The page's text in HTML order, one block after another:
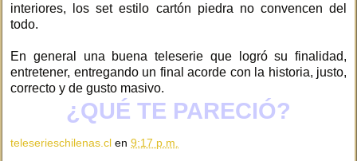
interiores, los set estilo cartón piedra no convencen del
todo.
En general una buena teleserie que logró su finalidad,
entretener, entregando un final acorde con la historia, justo,
correcto y de gusto masivo.
¿QUÉ TE PARECIÓ?
teleserieschilenas.cl en 9:17 p.m.